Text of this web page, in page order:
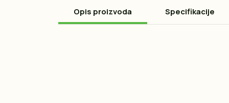
Opis proizvoda Specifikacije